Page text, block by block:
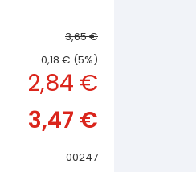
3,65 €
0,18 € (5%)
2,84 €
3,47 €
00247